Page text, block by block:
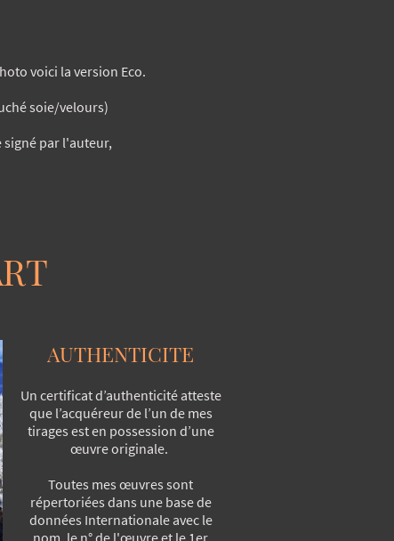
AUTHENTICITE
Un certificat d’authenticité atteste
que l’acquéreur de l’un de mes
tirages est en possession d’une
œuvre originale.
Toutes mes œuvres sont
répertoriées dans une base de
données Internationale avec le
nom, le n° de l'œuvre et le 1er
voici la version Eco.
soie/velours)
par l'auteur,